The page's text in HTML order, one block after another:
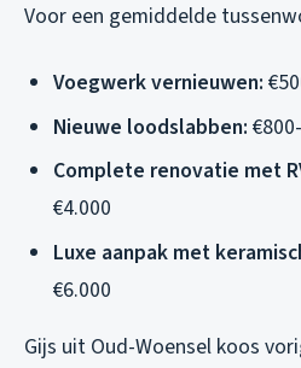
Voor een gemiddelde
Voegwerk vernieuwen:
Nieuwe loodslabben:
Complete renovatie met
€4.000
Luxe aanpak met
€6.000
Gijs uit Oud-Woensel koos